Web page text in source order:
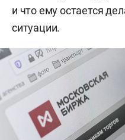
и что ему остается
ситуации.